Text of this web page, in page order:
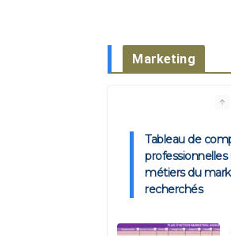
Marketing
Tableau de
professionnelles
métiers du
recherchés